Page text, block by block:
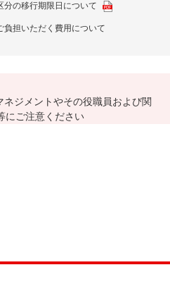
分の移行期限日について
負担いただく費用について
ネジメントやその役職員および関
にご注意ください